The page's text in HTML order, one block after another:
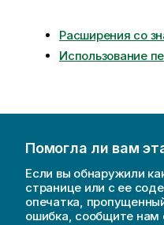
Расширения со
Использование
Помогла ли вам
Если вы обнаружили
странице или с ее
опечатка,
ошибка, сообщите нам